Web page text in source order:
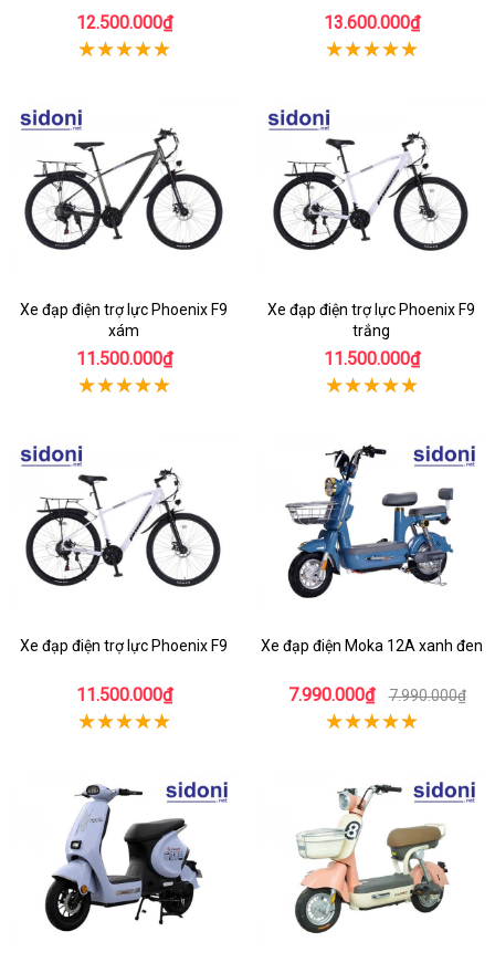
12.500.000₫ 13.600.000₫
Xe đạp điện trợ lực Phoenix F9
xám
11.500.000₫
Xe đạp điện trợ lực Phoenix F9
trắng
11.500.000₫
Xe đạp điện trợ lực Phoenix F9
11.500.000₫
Xe đạp điện Moka 12A xanh đen
7.990.000₫ 7.990.000₫